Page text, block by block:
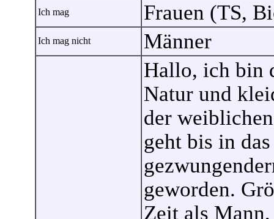
Ich mag Frauen (TS,
Ich mag nicht Männer
Hallo, ich bin
Natur und
der
geht bis in
geworden.
Zeit als